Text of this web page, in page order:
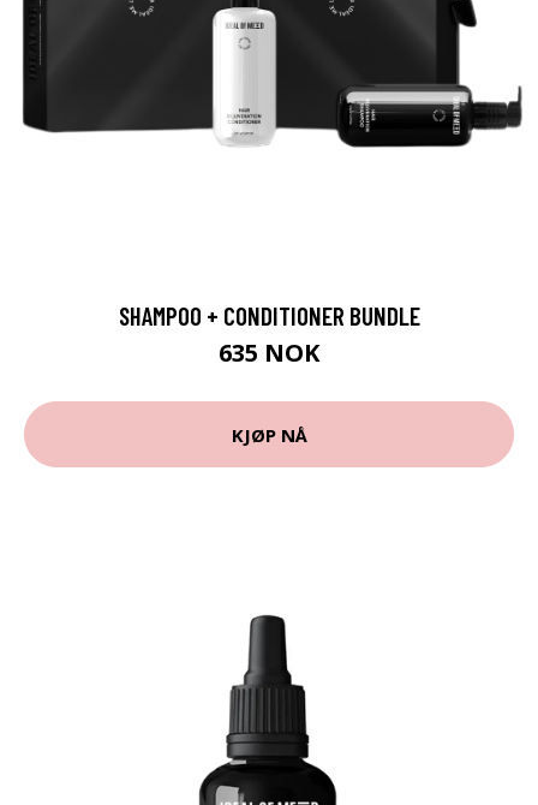
SHAMPOO + CONDITIONER BUNDLE
635 NOK
KJØP NÅ